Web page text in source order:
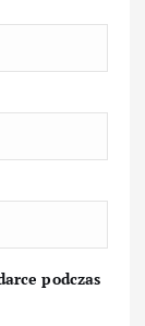
podczas